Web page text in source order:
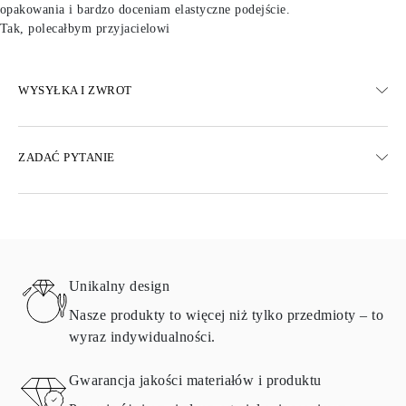
opakowania i bardzo doceniam elastyczne podejście.
Tak, polecałbym przyjacielowi
WYSYŁKA I ZWROT
Dostępne są również opcje dostawy ekspresowej
Aby uzyskać szczegółowe informacje na temat metod wysyłki,
kosztów i czasu dostawy, zapoznaj się z często zadawanymi
pytaniamidotyczącymi dostawy
ZWRÓĆ I WYMIEŃ
ZADAĆ PYTANIE
Unikalny design
Nasze produkty to więcej niż tylko przedmioty – to
wyraz indywidualności.
Gwarancja jakości materiałów i produktu